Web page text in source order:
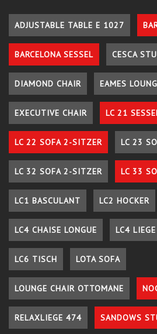
ADJUSTABLE TABLE E 1027
BARCELONA SESSEL CESCA
DIAMOND CHAIR EAMES
EXECUTIVE CHAIR LC 21
LC 22 SOFA 2-SITZER LC 23
LC 32 SOFA 2-SITZER LC 33
LC1 BASCULANT LC2 HOCKER
LC4 CHAISE LONGUE LC4 LIEGE
LC6 TISCH LOTA SOFA
LOUNGE CHAIR OTTOMANE
RELAXLIEGE 474 SANDOWS